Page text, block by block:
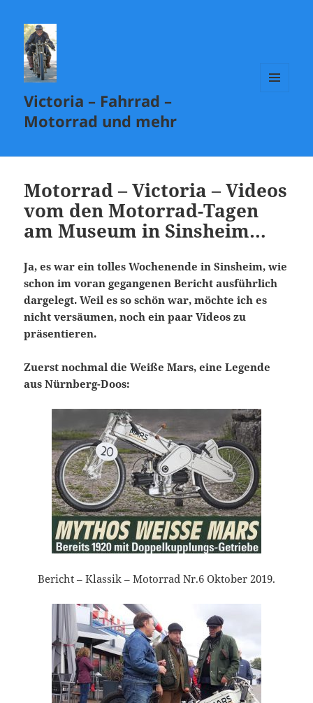
Victoria – Fahrrad –
Motorrad und mehr
Motorrad – Victoria – Videos
vom den Motorrad-Tagen
am Museum in Sinsheim…
Ja, es war ein tolles Wochenende in Sinsheim, wie
schon im voran gegangenen Bericht ausführlich
dargelegt. Weil es so schön war, möchte ich es
nicht versäumen, noch ein paar Videos zu
präsentieren.
Zuerst nochmal die Weiße Mars, eine Legende
aus Nürnberg-Doos:
Bericht – Klassik – Motorrad Nr.6 Oktober 2019.